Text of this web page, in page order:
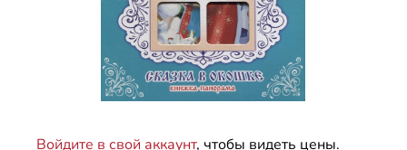
Войдите в свой аккаунт, чтобы видеть цены.